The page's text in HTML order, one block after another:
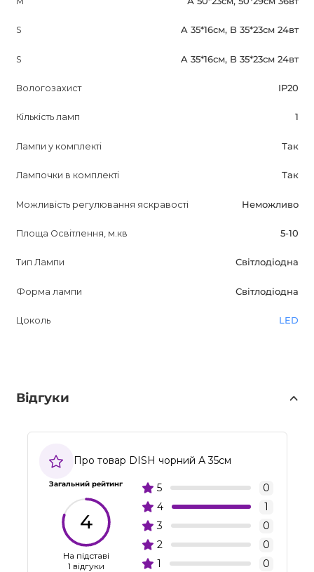
S A 35*16см, B 35*23см 24вт
S A 35*16см, B 35*23см 24вт
Вологозахист IP20
Кількість ламп 1
Лампи у комплекті Так
Лампочки в комплекті Так
Можливість регулювання яскравості Неможливо
Площа Освітлення, м.кв 5-10
Тип Лампи Світлодіодна
Форма лампи Світлодіодна
Цоколь LED
Відгуки
Про товар DISH чорний А 35см
Загальний рейтинг
4
На підставі
1 відгуки
5
0
4
1
3
0
2
0
1
0